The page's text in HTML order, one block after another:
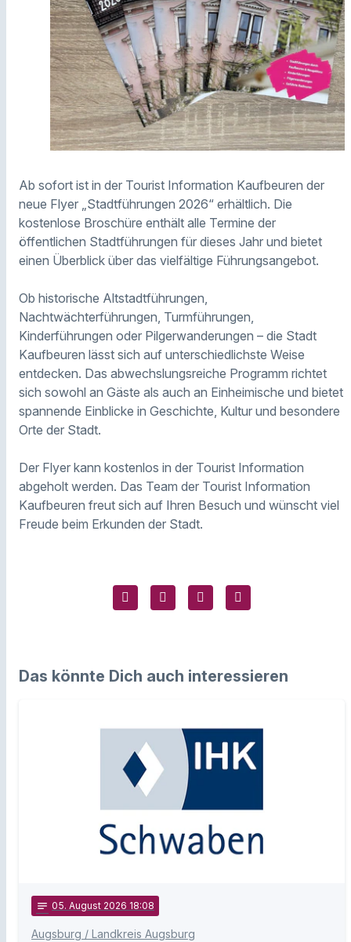
Ab sofort ist in der Tourist Information Kaufbeuren der
neue Flyer „Stadtführungen 2026“ erhältlich. Die
kostenlose Broschüre enthält alle Termine der
öffentlichen Stadtführungen für dieses Jahr und bietet
einen Überblick über das vielfältige Führungsangebot.
Ob historische Altstadtführungen,
Nachtwächterführungen, Turmführungen,
Kinderführungen oder Pilgerwanderungen – die Stadt
Kaufbeuren lässt sich auf unterschiedlichste Weise
entdecken. Das abwechslungsreiche Programm richtet
sich sowohl an Gäste als auch an Einheimische und bietet
spannende Einblicke in Geschichte, Kultur und besondere
Orte der Stadt.
Der Flyer kann kostenlos in der Tourist Information
abgeholt werden. Das Team der Tourist Information
Kaufbeuren freut sich auf Ihren Besuch und wünscht viel
Freude beim Erkunden der Stadt.
Das könnte Dich auch interessieren
notes 05. August 2026 18:08
Augsburg / Landkreis Augsburg